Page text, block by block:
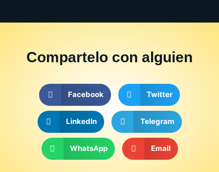
Compartelo con alguien
Facebook Twitter
LinkedIn Telegram
WhatsApp Email